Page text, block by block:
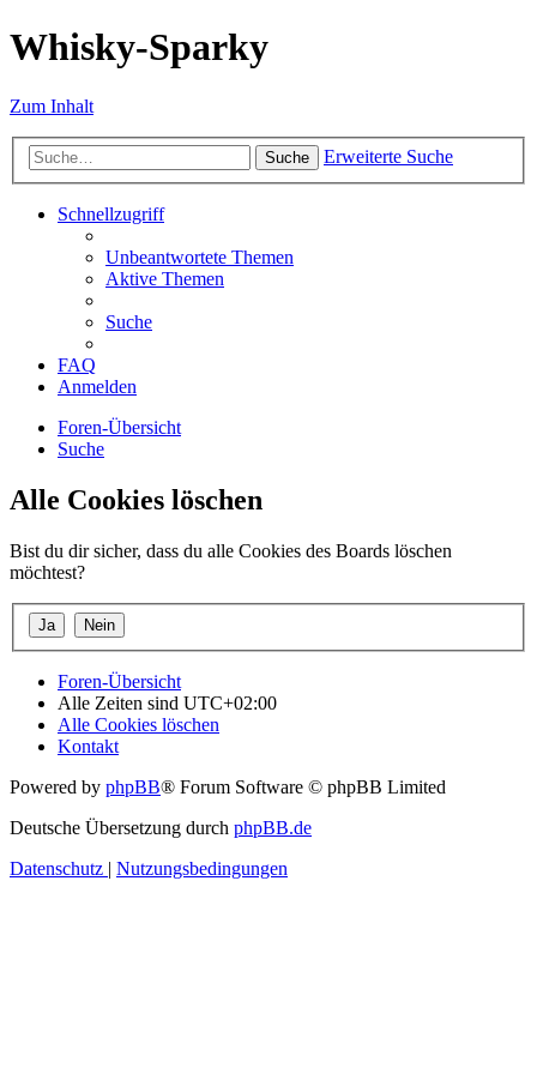
Whisky-Sparky
Zum Inhalt
Suche Erweiterte Suche
Schnellzugriff
Unbeantwortete Themen
Aktive Themen
Suche
FAQ
Anmelden
Foren-Übersicht
Suche
Alle Cookies löschen
Bist du dir sicher, dass du alle Cookies des Boards löschen
möchtest?
Foren-Übersicht
Alle Zeiten sind UTC+02:00
Alle Cookies löschen
Kontakt
Powered by phpBB® Forum Software © phpBB Limited
Deutsche Übersetzung durch phpBB.de
Datenschutz | Nutzungsbedingungen